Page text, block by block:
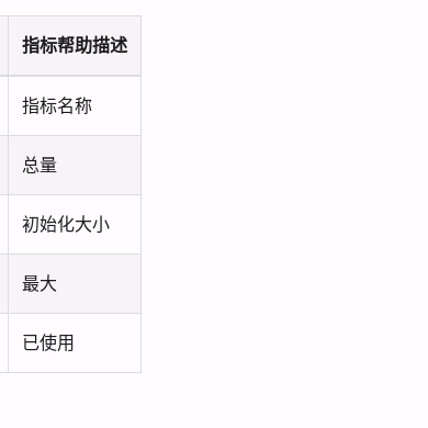
指标帮助描述
指标名称
总量
初始化大小
最大
已使用